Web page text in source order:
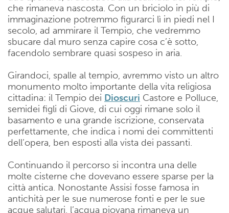
che rimaneva nascosta. Con un briciolo in più di
immaginazione potremmo figurarci lì in piedi nel I
secolo, ad ammirare il Tempio, che vedremmo
sbucare dal muro senza capire cosa c’è sotto,
facendolo sembrare quasi sospeso in aria.
Girandoci, spalle al tempio, avremmo visto un altro
monumento molto importante della vita religiosa
cittadina: il Tempio dei Dioscuri Castore e Polluce,
semidei figli di Giove, di cui oggi rimane solo il
basamento e una grande iscrizione, conservata
perfettamente, che indica i nomi dei committenti
dell’opera, ben esposti alla vista dei passanti.
Continuando il percorso si incontra una delle
molte cisterne che dovevano essere sparse per la
città antica. Nonostante Assisi fosse famosa in
antichità per le sue numerose fonti e per le sue
acque salutari, l’acqua piovana rimaneva un